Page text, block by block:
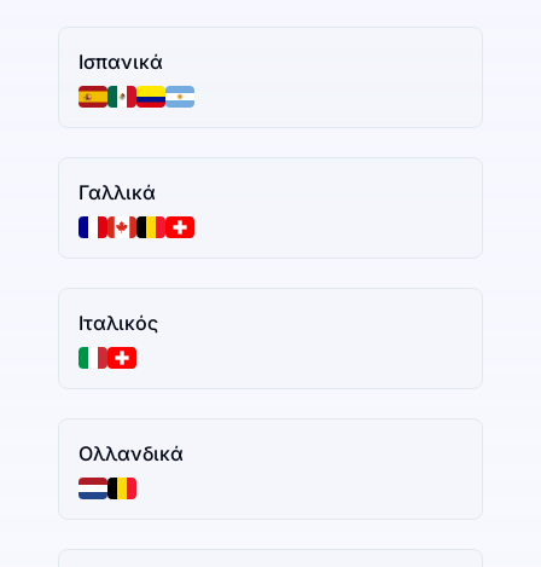
Ισπανικά
Γαλλικά
Ιταλικός
Ολλανδικά